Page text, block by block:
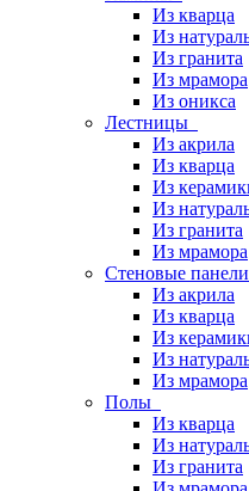
Из кварца
Из
Из гранита
Из мрамора
Из оникса
Лестницы
Из акрила
Из кварца
Из
Из
Из гранита
Из мрамора
Стеновые панели
Из акрила
Из кварца
Из
Из
Из мрамора
Полы
Из кварца
Из
Из гранита